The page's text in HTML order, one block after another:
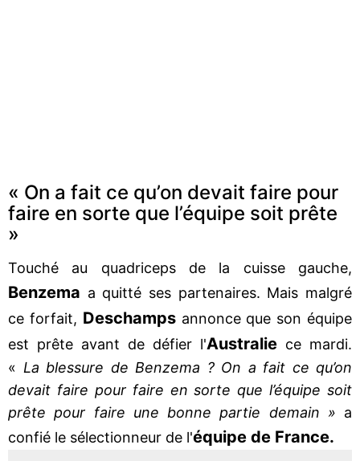
« On a fait ce qu’on devait faire pour
faire en sorte que l’équipe soit prête
»
Touché au quadriceps de la cuisse gauche,
Benzema a quitté ses partenaires. Mais malgré
ce forfait, Deschampsannonce que son équipe
est prête avant de défier l'Australie ce mardi.
« La blessure de Benzema ? On a fait ce qu’on
devait faire pour faire en sorte que l’équipe soit
prête pour faire une bonne partie demain » a
confié le sélectionneur de l'équipe de France.